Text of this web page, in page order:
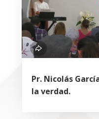
Pr. Nicolás
la verdad.